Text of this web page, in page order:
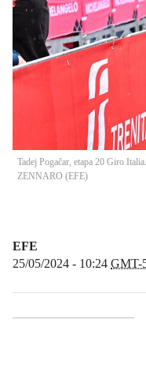
Tadej Pogačar, etapa 20 Giro
ZENNARO (EFE)
EFE
25/05/2024 - 10:24 GMT-